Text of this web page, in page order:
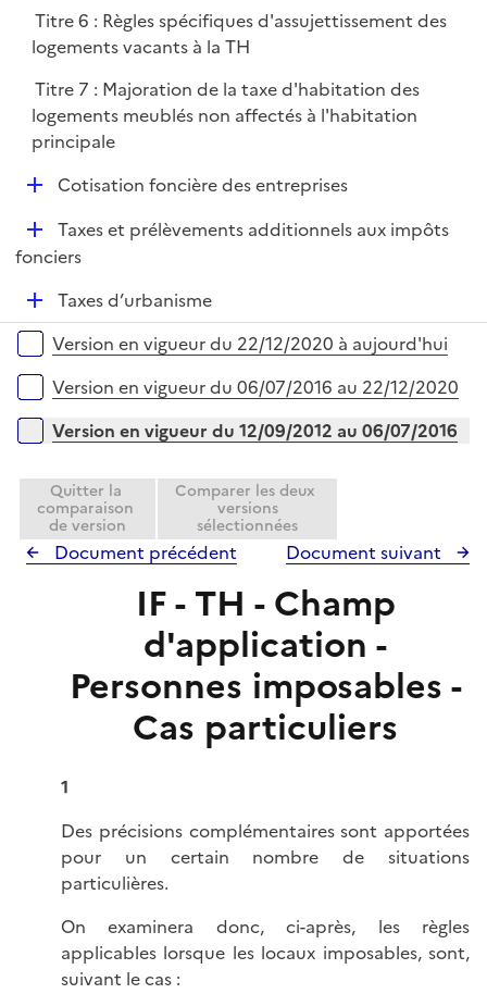
p
l
i
e
r
Titre 6 : Règles spécifiques d'assujettissement des
logements vacants à la TH
Titre 7 : Majoration de la taxe d'habitation des
logements meublés non affectés à l'habitation
principale
D
l
r
Cotisation foncière des entreprises
D
é
e
r
Taxes et prélèvements additionnels aux impôts
fonciers
D
é
p
e
Taxes d’urbanisme
Versions sur la période
Version en vigueur du 22/12/2020 à aujourd'hui
Version en vigueur du 06/07/2016 au 22/12/2020
Version en vigueur du 12/09/2012 au 06/07/2016
Quitter la
comparaison
de version
Comparer les deux
versions
sélectionnées
Document précédent Document suivant
IF - TH - Champ
d'application -
Personnes imposables -
Cas particuliers
1
Des précisions complémentaires sont apportées
pour un certain nombre de situations
particulières.
On examinera donc, ci-après, les règles
applicables lorsque les locaux imposables, sont,
suivant le cas :